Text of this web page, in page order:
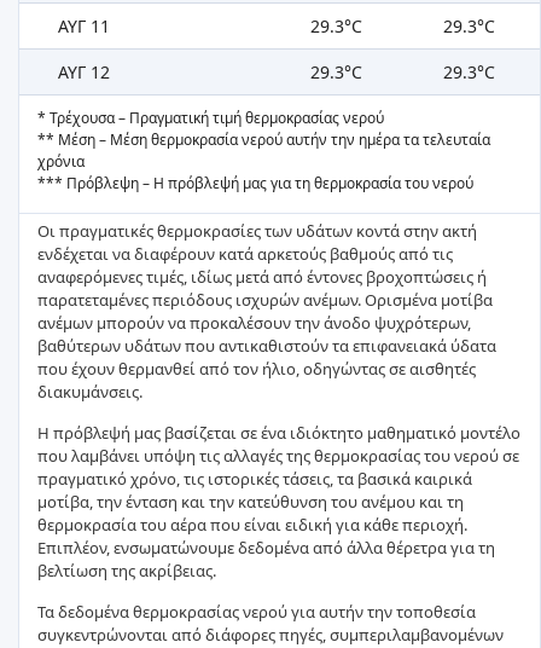
ΑΥΓ 11
29.3°C
29.3°C
ΑΥΓ 12
29.3°C 29.3°C
* Τρέχουσα – Πραγματική τιμή θερμοκρασίας νερού
** Μέση – Μέση θερμοκρασία νερού αυτήν την ημέρα τα τελευταία
χρόνια
*** Πρόβλεψη – Η πρόβλεψή μας για τη θερμοκρασία του νερού
Οι πραγματικές θερμοκρασίες των υδάτων κοντά στην ακτή
ενδέχεται να διαφέρουν κατά αρκετούς βαθμούς από τις
αναφερόμενες τιμές, ιδίως μετά από έντονες βροχοπτώσεις ή
παρατεταμένες περιόδους ισχυρών ανέμων. Ορισμένα μοτίβα
ανέμων μπορούν να προκαλέσουν την άνοδο ψυχρότερων,
βαθύτερων υδάτων που αντικαθιστούν τα επιφανειακά ύδατα
που έχουν θερμανθεί από τον ήλιο, οδηγώντας σε αισθητές
διακυμάνσεις.
Η πρόβλεψή μας βασίζεται σε ένα ιδιόκτητο μαθηματικό μοντέλο
που λαμβάνει υπόψη τις αλλαγές της θερμοκρασίας του νερού σε
πραγματικό χρόνο, τις ιστορικές τάσεις, τα βασικά καιρικά
μοτίβα, την ένταση και την κατεύθυνση του ανέμου και τη
θερμοκρασία του αέρα που είναι ειδική για κάθε περιοχή.
Επιπλέον, ενσωματώνουμε δεδομένα από άλλα θέρετρα για τη
βελτίωση της ακρίβειας.
Τα δεδομένα θερμοκρασίας νερού για αυτήν την τοποθεσία
συγκεντρώνονται από διάφορες πηγές, συμπεριλαμβανομένων